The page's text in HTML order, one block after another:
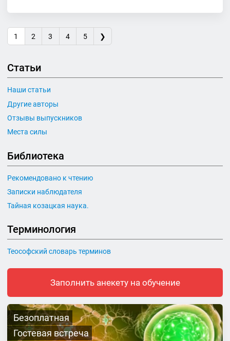
1 2 3 4 5 ❯
Статьи
Наши статьи
Другие авторы
Отзывы выпускников
Места силы
Библиотека
Рекомендовано к чтению
Записки наблюдателя
Тайная козацкая наука.
Терминология
Теософский словарь терминов
Заполнить анекету на обучение
Безоплатная
Гостевая встреча